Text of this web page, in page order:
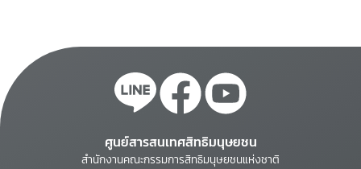
ศูนย์สารสนเทศสิทธิมนุษยชน
สำนักงานคณะกรรมการสิทธิมนุษยชนแห่งชาติ